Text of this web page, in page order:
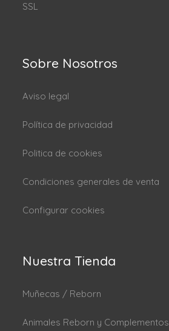
SSL
Sobre Nosotros
Aviso legal
Política de privacidad
Politica de cookies
Condiciones generales de venta
Configurar cookies
Nuestra Tienda
Muñecas / Reborn
Animales Reborn y Complementos